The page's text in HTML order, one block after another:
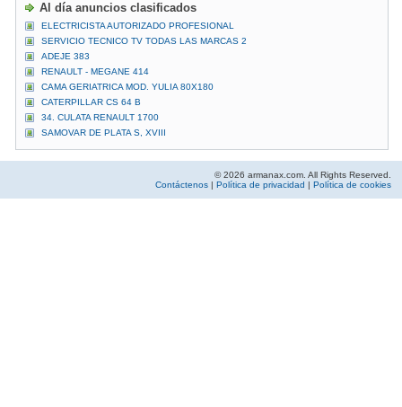
Al día anuncios clasificados
ELECTRICISTA AUTORIZADO PROFESIONAL
SERVICIO TECNICO TV TODAS LAS MARCAS 2
ADEJE 383
RENAULT - MEGANE 414
CAMA GERIATRICA MOD. YULIA 80X180
CATERPILLAR CS 64 B
34. CULATA RENAULT 1700
SAMOVAR DE PLATA S, XVIII
© 2026 armanax.com. All Rights Reserved.
Contáctenos
Política de privacidad Política de cookies